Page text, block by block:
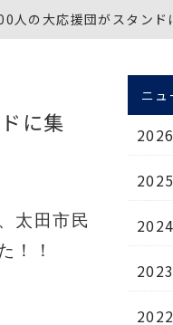
人の大応援団がスタンド
に集
太田市民
！！
ニュ